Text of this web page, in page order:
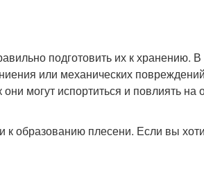
подготовить их к хранению.
или механических
могут испортиться и повлиять на
образованию плесени. Если вы